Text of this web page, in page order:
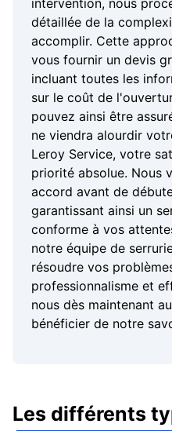
détaillée de la
accomplir. Cette
vous fournir un devis
incluant toutes les
sur le coût de
pouvez ainsi être
ne viendra alourdir
Leroy Service, votre
priorité absolue. Nous
accord avant de
garantissant ainsi un
conforme à vos
notre équipe de
résoudre vos
professionnalisme et
nous dès maintenant
bénéficier de notre
Les différents